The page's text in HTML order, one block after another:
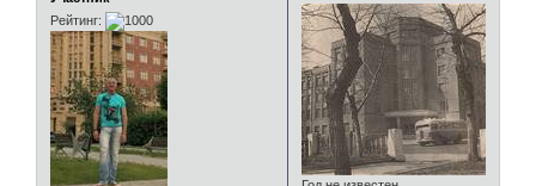
Рейтинг: